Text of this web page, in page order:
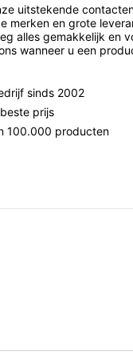
uitstekende
merken en grote
alles gemakkelijk en
wanneer u een
sinds 2002
prijs
100.000 producten